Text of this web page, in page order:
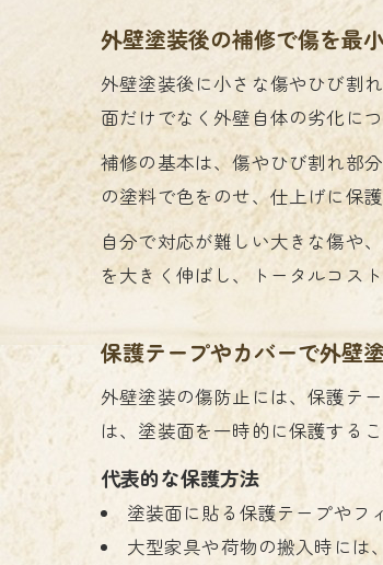
外壁塗装後の補修で傷を最
外壁塗装後に小さな傷やひび割
面だけでなく外壁自体の劣化に
補修の基本は、傷やひび割れ部
の塗料で色をのせ、仕上げに保
自分で対応が難しい大きな傷や
を大きく伸ばし、トータルコス
保護テープやカバーで外壁
外壁塗装の傷防止には、保護テ
は、塗装面を一時的に保護する
代表的な保護方法
塗装面に貼る保護テープやフ
大型家具や荷物の搬入時には